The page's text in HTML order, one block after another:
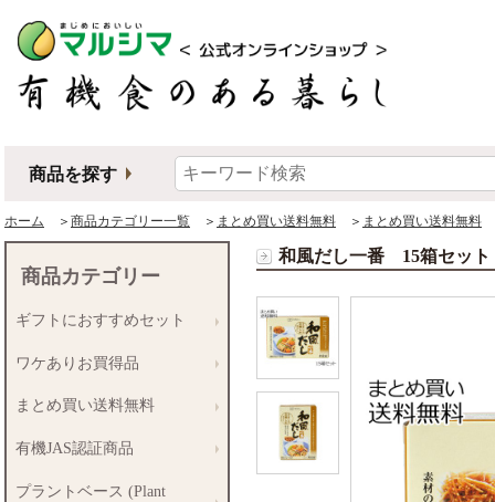
商品を探す
ホーム ＞ 商品カテゴリー一覧 ＞ まとめ買い送料無料 ＞ まとめ買い送料無料
和風だし一番 15箱セット
商品カテゴリー
ギフトにおすすめセット
ワケありお買得品
まとめ買い送料無料
有機JAS認証商品
プラントベース (Plant